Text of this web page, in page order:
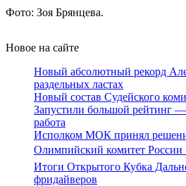
Фото: Зоя Брянцева.
Новое на сайте
Новый абсолютный рекорд
раздельных ластах
Новый состав Судейского
Запустили большой рейтинг
работа
Исполком МОК принял
Олимпийский комитет России
Итоги Открытого Кубка
фридайверов